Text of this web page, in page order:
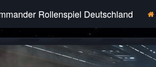
Rollenspiel Deutschland